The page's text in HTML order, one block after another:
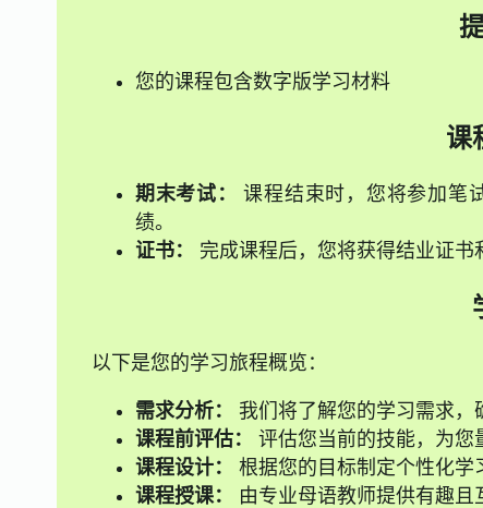
您的课程包含数字版学习材料
课
期末考试：
课程结束时，您将参加笔
绩。
证书：
完成课程后，您将获得结业证书
以下是您的学习旅程概览：
需求分析：
我们将了解您的学习需求，
课程前评估：
评估您当前的技能，为您
课程设计：
根据您的目标制定个性化学
课程授课：
由专业母语教师提供有趣且